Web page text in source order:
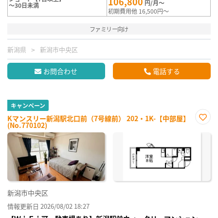
～30日未満
円/月～
初期費用他 16,500円～
ファミリー向け
新潟県 新潟市中央区
お問合わせ 電話する
キャンペーン
Kマンスリー新潟駅北口前（7号線前） 202・1K-【中部屋】
(No.770102)
に入
新潟市中央区
情報更新日 2026/08/02 18:27